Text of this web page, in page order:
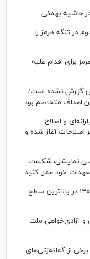
حاشیه بهمئی
در تنگه هرمز را
برای اقدام علیه
گزارش نشده است/
اهداف متخاصم بود
و اصلاح
آغاز شده و
نمایشی، شکست
خود عمل کنید
رییس ستاد مرکزی اربعین: اربعین ۱۴۰۵ در بالاترین سطح
آزادی‌خواهی ملت
برخی از گمانه‌زنی‌های